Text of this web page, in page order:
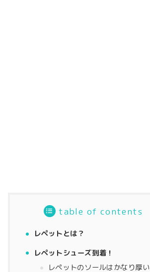
table of contents
レペットとは？
レペットシューズ到着！
レペットのソールはかなり厚い